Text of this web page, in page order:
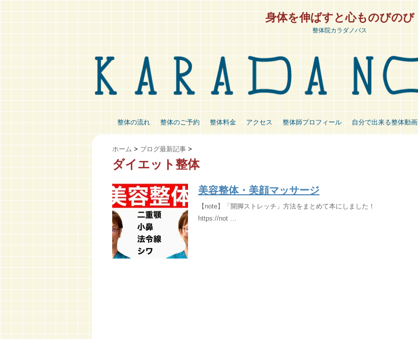
身体を伸ばすと心ものびのび
整体院カラダノバス
整体の流れ 整体のご予約 整体料金 アクセス 整体師プロフィール 自分で出来る整体動画
ホーム > ブログ最新記事 >
ダイエット整体
美容整体・美顔マッサージ
【note】「開脚ストレッチ」方法をまとめて本にしました！
https://not …